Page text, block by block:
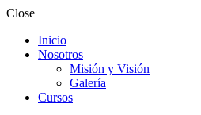
Close
Inicio
Nosotros
Misión y Visión
Galería
Cursos